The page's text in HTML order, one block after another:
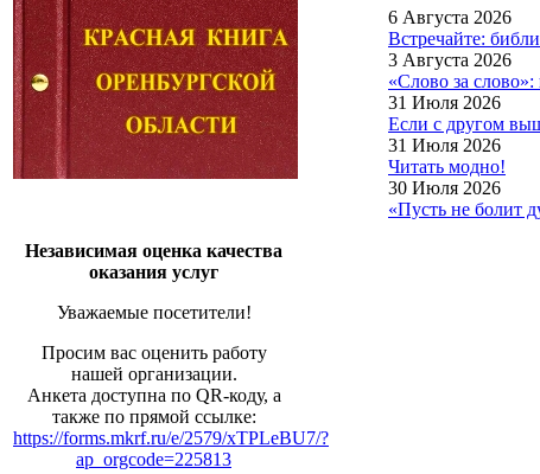
Независимая оценка качества
оказания услуг
Уважаемые посетители!
Просим вас оценить работу
нашей организации.
Анкета доступна по QR-коду, а
также по прямой ссылке:
https://forms.mkrf.ru/e/2579/xTPLeBU7/?
ap_orgcode=225813
6 Августа 2026
Встречайте:
3 Августа 2026
«Слово за
31 Июля 2026
Если с другом
31 Июля 2026
Читать модно!
30 Июля 2026
«Пусть не